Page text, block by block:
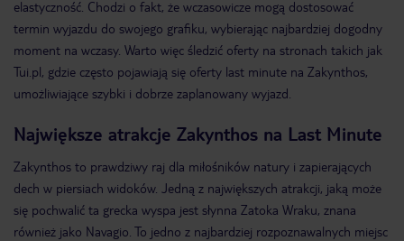
elastyczność. Chodzi o fakt, że wczasowicze mogą dostosować
termin wyjazdu do swojego grafiku, wybierając najbardziej dogodny
moment na wczasy. Warto więc śledzić oferty na stronach takich jak
Tui.pl, gdzie często pojawiają się oferty last minute na Zakynthos,
umożliwiające szybki i dobrze zaplanowany wyjazd.
Największe atrakcje Zakynthos na Last Minute
Zakynthos to prawdziwy raj dla miłośników natury i zapierających
dech w piersiach widoków. Jedną z największych atrakcji, jaką może
się pochwalić ta grecka wyspa jest słynna Zatoka Wraku, znana
również jako Navagio. To jedno z najbardziej rozpoznawalnych miejsc